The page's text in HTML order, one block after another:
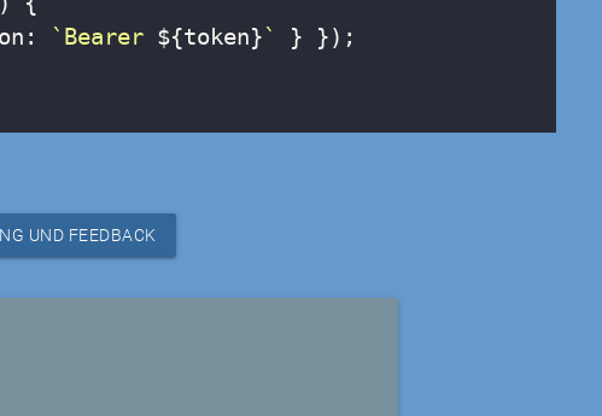
: `Bearer ${token}`
} });
UND FEEDBACK